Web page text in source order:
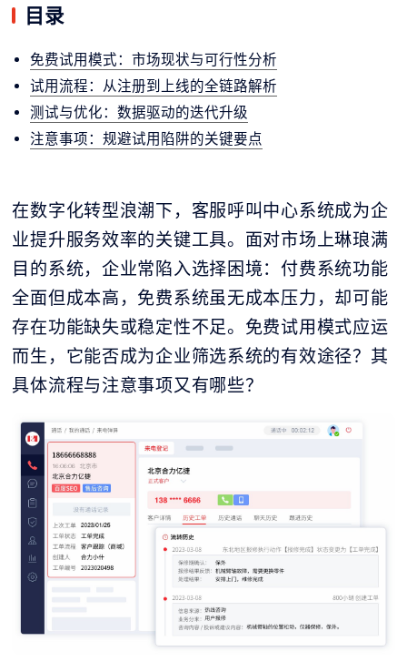
目录
免费试用模式：市场现状与可行性分析
试用流程：从注册到上线的全链路解析
测试与优化：数据驱动的迭代升级
注意事项：规避试用陷阱的关键要点
在数字化转型浪潮下，客服呼叫中心系统成为企
业提升服务效率的关键工具。面对市场上琳琅满
目的系统，企业常陷入选择困境：付费系统功能
全面但成本高，免费系统虽无成本压力，却可能
存在功能缺失或稳定性不足。免费试用模式应运
而生，它能否成为企业筛选系统的有效途径？其
具体流程与注意事项又有哪些？